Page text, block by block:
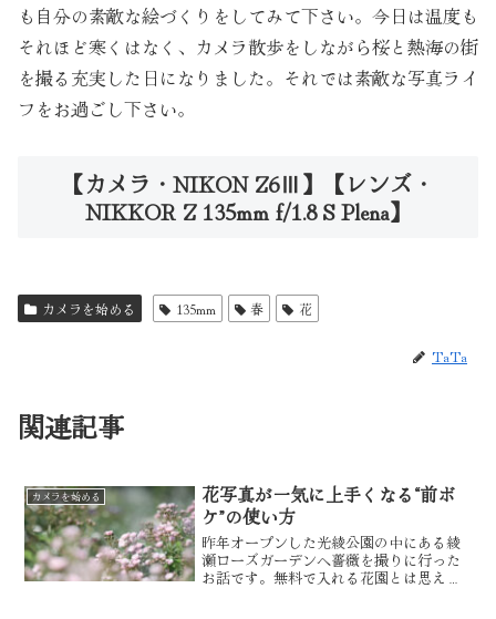
も自分の素敵な絵づくりをしてみて下さい。今日は温度も
それほど寒くはなく、カメラ散歩をしながら桜と熱海の街
を撮る充実した日になりました。それでは素敵な写真ライ
フをお過ごし下さい。
【カメラ・NIKON Z6Ⅲ】【レンズ・
NIKKOR Z 135mm f/1.8 S Plena】
カメラを始める 135mm 春 花
TaTa
関連記事
カメラを始める
花写真が一気に上手くなる“前ボ
ケ”の使い方
昨年オープンした光綾公園の中にある綾
瀬ローズガーデンへ薔薇を撮りに行った
お話です。無料で入れる花園とは思えな